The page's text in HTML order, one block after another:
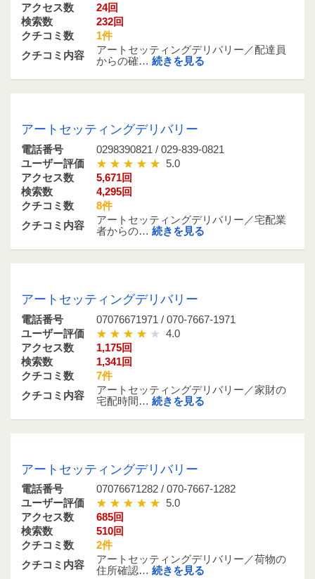
アクセス数
24回
検索数
232回
クチコミ数
1件
クチコミ内容
アートセッティングデリバリー／配達員
からの確… 続きを見る
アートセッティングデリバリー
電話番号
0298390821 / 029-839-0821
ユーザー評価
5.0
アクセス数
5,671回
検索数
4,295回
クチコミ数
8件
クチコミ内容
アートセッティングデリバリー／宅配業
者からの… 続きを見る
アートセッティングデリバリー
電話番号
07076671971 / 070-7667-1971
ユーザー評価
4.0
アクセス数
1,175回
検索数
1,341回
クチコミ数
7件
クチコミ内容
アートセッティングデリバリー／家財の
宅配時間… 続きを見る
アートセッティングデリバリー
電話番号
07076671282 / 070-7667-1282
ユーザー評価
5.0
アクセス数
685回
検索数
510回
クチコミ数
2件
クチコミ内容
アートセッティングデリバリー／荷物の
住所確認… 続きを見る